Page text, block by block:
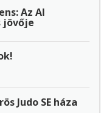
Az AI
jövője
Judo SE háza